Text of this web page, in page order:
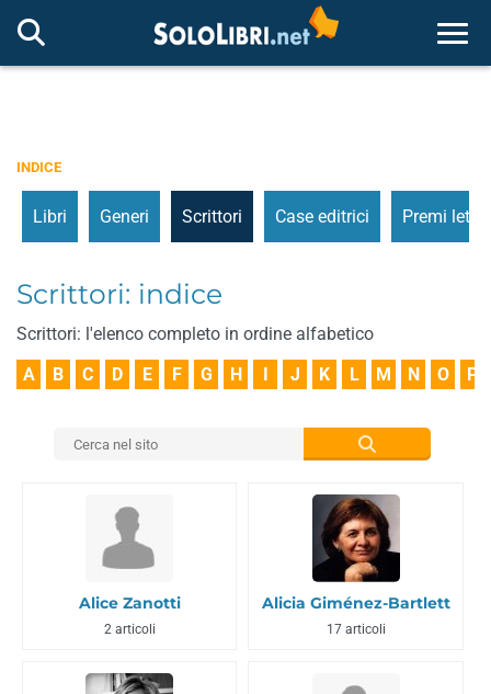
INDICE
Libri Generi Scrittori Case editrici Premi
Scrittori: indice
Scrittori: l'elenco completo in ordine alfabetico
A
B C D E F G H I J K L M N O P
Alice Zanotti
2 articoli
Alicia Giménez-Bartlett
17 articoli